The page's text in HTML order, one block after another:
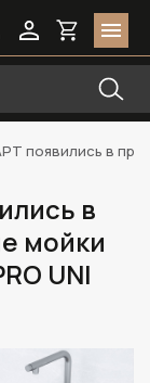
появились в
в
мойки
UNI